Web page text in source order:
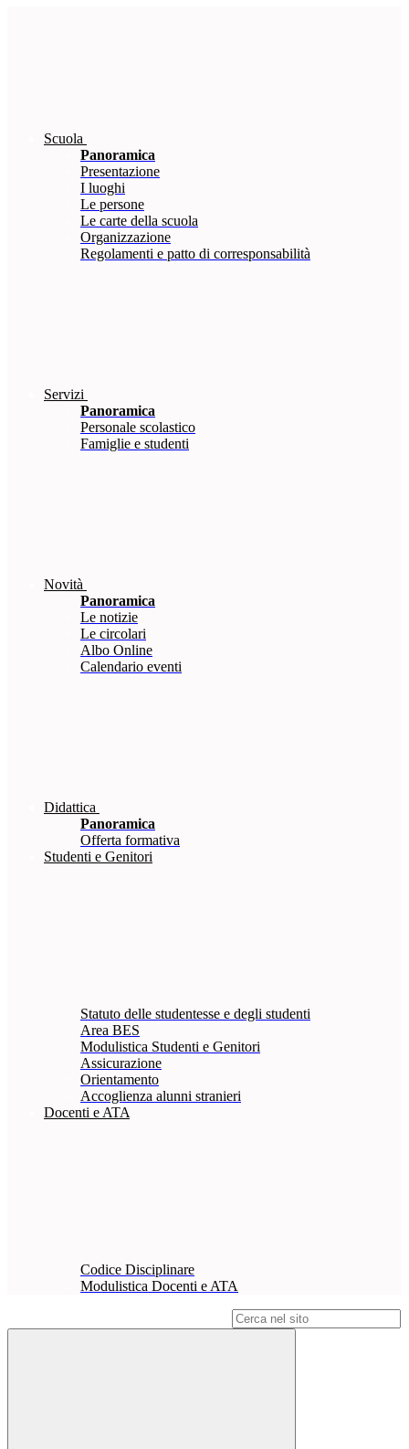
Scuola
Panoramica
Presentazione
I luoghi
Le persone
Le carte della scuola
Organizzazione
Regolamenti e patto di corresponsabilità
Servizi
Panoramica
Personale scolastico
Famiglie e studenti
Novità
Panoramica
Le notizie
Le circolari
Albo Online
Calendario eventi
Didattica
Panoramica
Offerta formativa
Studenti e Genitori
Statuto delle studentesse e degli studenti
Area BES
Modulistica Studenti e Genitori
Assicurazione
Orientamento
Accoglienza alunni stranieri
Docenti e ATA
Codice Disciplinare
Modulistica Docenti e ATA